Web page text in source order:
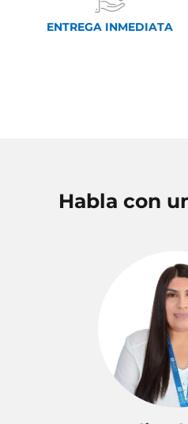
ENTREGA INMEDIATA
Habla con